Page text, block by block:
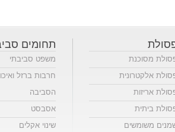
מסוכנת
אלקטרונית
אריזות
ביתית
משומשים
תחומים
משפט סביבתי
חרבות ברזל
הסביבה
אסבסט
שינוי אקלים